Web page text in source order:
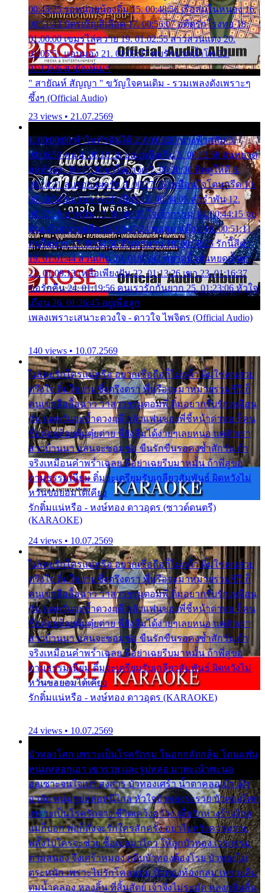
00:45:25 รอหน่อยน้องติ๋ม 15. 00:48:56 เรือล่มในหนอง 16.
00:51:43 บัตรเชิญสีเลือด 17. 00:56:07 อดีตรักโรงทอ 18.
01:00:00 เขมรไล่ควาย 19. 01:02:55 สาวสวนแตง 20.
01:05:51 แอบมอง 21. 01:09:27 พบรักปากน้ำโพ 22.
01:13:06 สายัณห์เมา
" สายัณห์ สัญญา " ขวัญใจคนเดิม - รวมเพลงดังเพราะๆ
ซึ้งๆ (Official Audio)
23 views • 21.07.2569
1. 00:00:00 ทำไมทำฉันได้ 2. 00:03:20 นางฟ้าสลัม 3.
00:06:50 คน 4. 00:10:36 บุญเหลือเกิน 5. 00:13:58 ฝนหยาด
สุดท้าย 6. 00:17:30 ยาใจยาจก 7. 00:20:30 คิดดูให้ดี 8.
00:24:21 ลบรอยแผลรัก 9. 00:27:35 เหมือนใจโดนกรีด 10.
00:30:54 ขบวนการเปาเปียว 11. 00:34:05 คำรำพัน 12.
00:37:20 ปาหนัน 13. 00:40:37 ใจเจ้ากรรม 14. 00:44:15 จูบ
ฉันแล้วจงตายเสีย 15. 00:47:24 ขอสูมาเต๊อะ 16. 00:51:11
คนใจมาร 17. 00:54:50 คืนทรมาน 18. 00:58:25 รักนี้สีดำ
19. 01:01:44 ส่วนเกิน 20. 01:05:42 หยาดน้ำฝนหยดน้ำตา
21. 01:09:13 เหลือเพียงฝัน 22. 01:13:26 เขา 23. 01:16:37
ขอรักคืน 24. 01:19:56 คนเรารักกันยาก 25. 01:23:06 หัวใจ
เถื่อน 26. 01:26:45 อยู่เพื่อลูก
เพลงเพราะเสนาะดวงใจ - ดาวใจ ไพจิตร (Official Audio)
140 views • 10.07.2569
ไม่เคยรักใครแน่หรือ อยากเชื่อถือก็ไม่กล้า ติ๋มใช่คนสวย
ตรึงใจ ติ๋มใช่งามซึ้งตรึงตรา พี่หรือจะมาหมายร่วมชีวี ก็
คนเขาลืออื้อฉาว ว่าสาวๆรุมตอมพี่ ติ๋มอยากรับรักเหมือน
กัน แต่หวั่นจะช้ำดวงฤดี กลัวแฟนของพี่ชี้หน้าด่าทอ ก็คน
ชื่อต๋อยต้อยตุ้มตุ๋ยต่าย พี่ยังลืมได้ง่ายๆเลยหนอ แค่ตัวเรา
สาวบ้านนา แสนจะซอมซ่อ ขืนรักขืนรอคงช้ำสักวัน ถ้า
จริงเหมือนคำพร่ำเฉลย พี่อย่าเฉยรีบมาหมั้น ถ้าพี่สู่ขอ
ตามธรรมเนียม ติ๋มจะเตรียมรับเกลียวสัมพันธ์ ผิดหวังไม่
หวั่นขอยอมได้เคียง
รักติ๋มแน่หรือ - หงษ์ทอง ดาวอุดร (ซาวด์ดนตรี)
(KARAOKE)
24 views • 10.07.2569
ไม่เคยรักใครแน่หรือ อยากเชื่อถือก็ไม่กล้า ติ๋มใช่คนสวย
ตรึงใจ ติ๋มใช่งามซึ้งตรึงตรา พี่หรือจะมาหมายร่วมชีวี ก็
คนเขาลืออื้อฉาว ว่าสาวๆรุมตอมพี่ ติ๋มอยากรับรักเหมือน
กัน แต่หวั่นจะช้ำดวงฤดี กลัวแฟนของพี่ชี้หน้าด่าทอ ก็คน
ชื่อต๋อยต้อยตุ้มตุ๋ยต่าย พี่ยังลืมได้ง่ายๆเลยหนอ แค่ตัวเรา
สาวบ้านนา แสนจะซอมซ่อ ขืนรักขืนรอคงช้ำสักวัน ถ้า
จริงเหมือนคำพร่ำเฉลย พี่อย่าเฉยรีบมาหมั้น ถ้าพี่สู่ขอ
ตามธรรมเนียม ติ๋มจะเตรียมรับเกลียวสัมพันธ์ ผิดหวังไม่
หวั่นขอยอมได้เคียง
รักติ๋มแน่หรือ - หงษ์ทอง ดาวอุดร (KARAOKE)
24 views • 10.07.2569
บัวทองโศก เพราะเป็นโรครักรุม ในอกกลัดกลุ้ม โดนแฟน
หนุ่มหลอกเอา เขารวย และรูปหล่อ มาพะเน้าพะนอ
ออเซาะจนใจเบา สงสาร บัวทองเศร้า น้ำตาคลอเบ้า เฝ้า
อาลัย หนุ่มรูปหล่อหนีไกล หัวใจบัวทองระรวย บัวทองโศก
เพราะเป็นโรครักจาง ชีวิตเคว้งคว้าง เมื่อรักห่างร้างไกล
แม่ก็บอก พ่อก็สั่งจะรักใครสักครั้ง อย่าไปหวังความรวย
พลั้งไปใครจะช่วย ซื้อเปลมาไกว ให้ลูกบัวทอง เวรกรรม
ตามสนอง จึงเศร้าหมอง กลีบบัวทองต้องโรย บัวทองไม่
ตระหนัก เพราะไม่รักโคลนตม บัวทองท้องกลม เพราะลืม
ตมน้ำคลอง หลงลิ้น ที่สิ้นสัตย์ เจ้าจึงไม่ระมัด หลงกลิ่นลิ้น